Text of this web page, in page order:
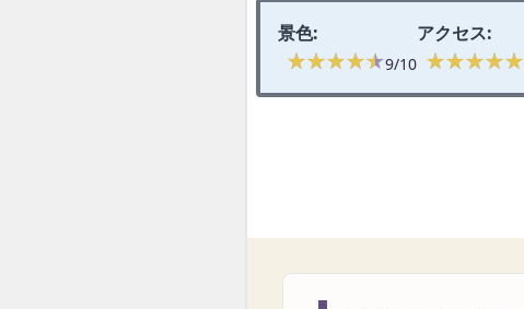
景色:
★★★★★
★★★★★9/10
アクセス:
★★★★★
★★★★★